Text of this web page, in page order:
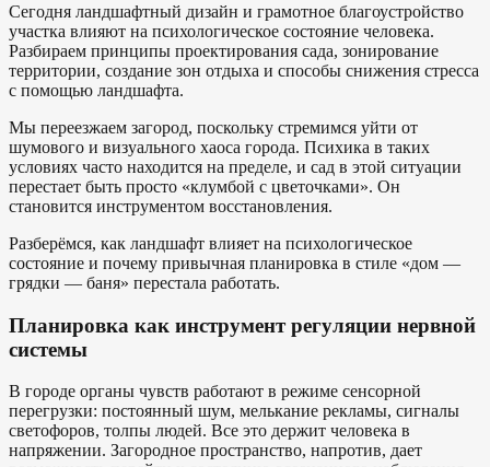
Сегодня ландшафтный дизайн и грамотное благоустройство
участка влияют на психологическое состояние человека.
Разбираем принципы проектирования сада, зонирование
территории, создание зон отдыха и способы снижения стресса
с помощью ландшафта.
Мы переезжаем загород, поскольку стремимся уйти от
шумового и визуального хаоса города. Психика в таких
условиях часто находится на пределе, и сад в этой ситуации
перестает быть просто «клумбой с цветочками». Он
становится инструментом восстановления.
Разберёмся, как ландшафт влияет на психологическое
состояние и почему привычная планировка в стиле «дом —
грядки — баня» перестала работать.
Планировка как инструмент регуляции нервной
системы
В городе органы чувств работают в режиме сенсорной
перегрузки: постоянный шум, мелькание рекламы, сигналы
светофоров, толпы людей. Все это держит человека в
напряжении. Загородное пространство, напротив, дает